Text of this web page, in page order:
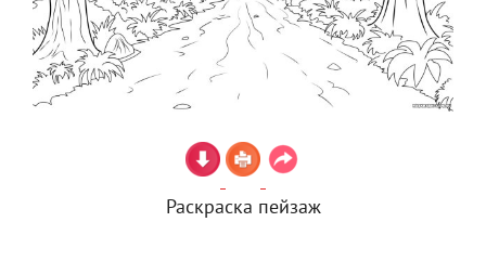
Раскраска пейзаж